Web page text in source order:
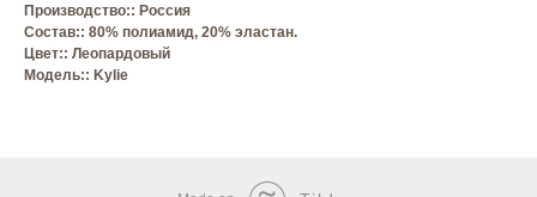
Производство:: Россия
Состав:: 80% полиамид, 20% эластан.
Цвет:: Леопардовый
Модель:: Kylie